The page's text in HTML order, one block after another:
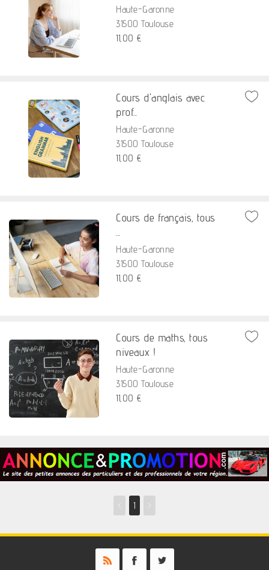
Haute-Garonne
31500 Toulouse
11,00 €
Cours d'anglais avec
prof...
Haute-Garonne
31500 Toulouse
11,00 €
Cours de français, tous
...
Haute-Garonne
31500 Toulouse
11,00 €
Cours de maths, tous
niveaux !
Haute-Garonne
31500 Toulouse
11,00 €
1 >